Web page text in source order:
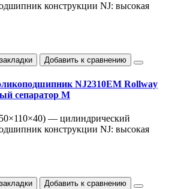
конструкции NJ: высокая
Добавить к сравнению
NJ2310EM Rollway
сепаратор M
— цилиндрический
конструкции NJ: высокая
Добавить к сравнению